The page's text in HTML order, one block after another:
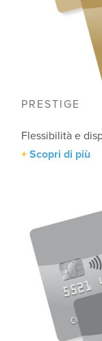
PRESTIGE
Flessibilità e
Scopri di più